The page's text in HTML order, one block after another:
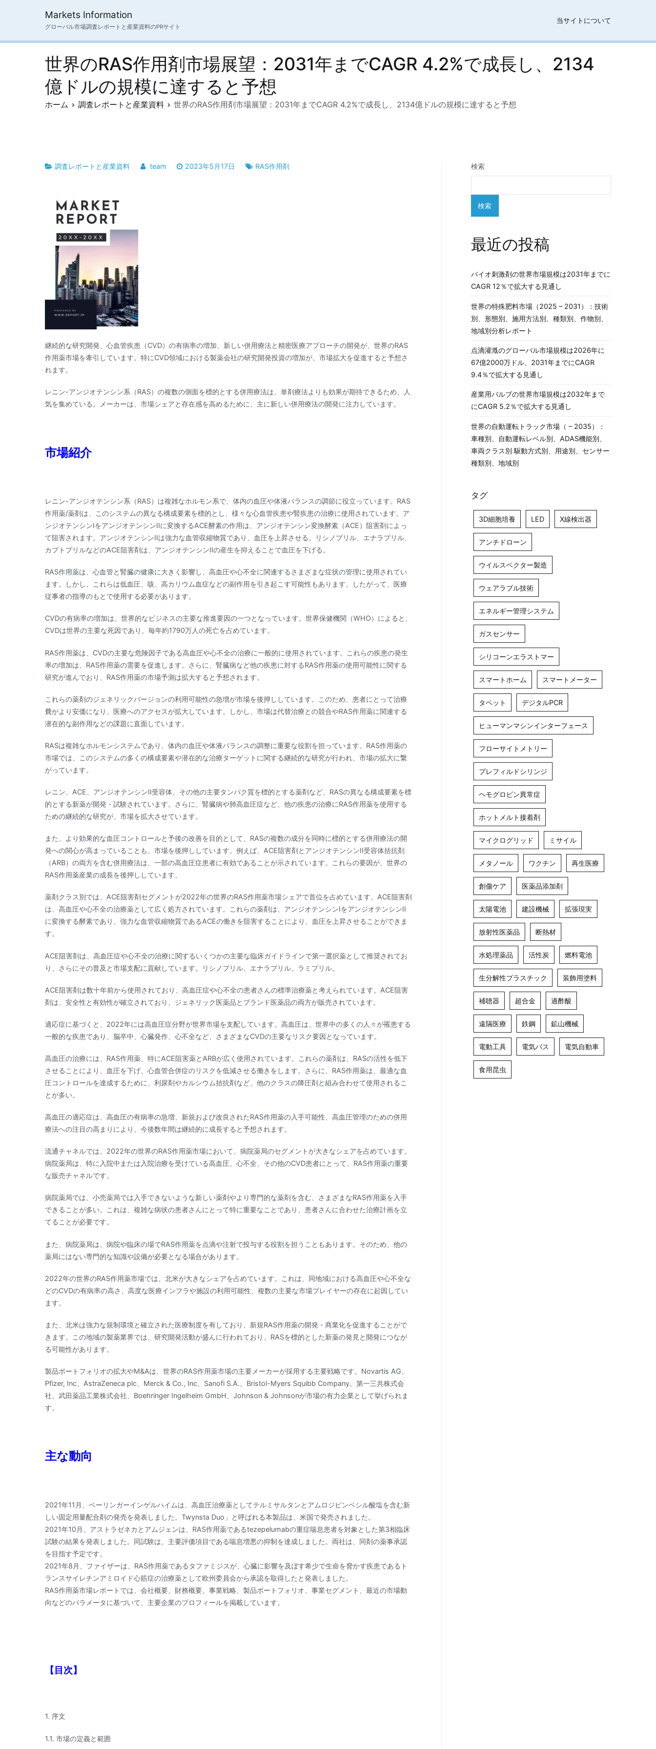
ス
Markets Information
グローバル市場調査レポートと産業資料のPRサイト
当サイトについて
世界のRAS作用剤市場展望：2031年までCAGR 4.2%で成長し、2134
億ドルの規模に達すると予想
ホーム 調査レポートと産業資料 世界のRAS作用剤市場展望：2031年までCAGR 4.2%で成長し、2134億ドルの規模に達すると予想
調査レポートと産業資料 team 2023年5月17日 RAS作用剤
継続的な研究開発、心血管疾患（CVD）の有病率の増加、新しい併用療法と精密医療アプローチの開発が、世界のRAS
作用薬市場を牽引しています。特にCVD領域における製薬会社の研究開発投資の増加が、市場拡大を促進すると予想さ
れます。
レニン-アンジオテンシン系（RAS）の複数の側面を標的とする併用療法は、単剤療法よりも効果が期待できるため、人
気を集めている。メーカーは、市場シェアと存在感を高めるために、主に新しい併用療法の開発に注力しています。
市場紹介
レニン-アンジオテンシン系（RAS）は複雑なホルモン系で、体内の血圧や体液バランスの調節に役立っています。RAS
作用薬/薬剤は、このシステムの異なる構成要素を標的とし、様々な心血管疾患や腎疾患の治療に使用されています。ア
ンジオテンシンIをアンジオテンシンIIに変換するACE酵素の作用は、アンジオテンシン変換酵素（ACE）阻害剤によっ
て阻害されます。アンジオテンシンIIは強力な血管収縮物質であり、血圧を上昇させる。リシノプリル、エナラプリル、
カプトプリルなどのACE阻害剤は、アンジオテンシンIIの産生を抑えることで血圧を下げる。
RAS作用薬は、心血管と腎臓の健康に大きく影響し、高血圧や心不全に関連するさまざまな症状の管理に使用されてい
ます。しかし、これらは低血圧、咳、高カリウム血症などの副作用を引き起こす可能性もあります。したがって、医療
従事者の指導のもとで使用する必要があります。
CVDの有病率の増加は、世界的なビジネスの主要な推進要因の一つとなっています。世界保健機関（WHO）によると、
CVDは世界の主要な死因であり、毎年約1790万人の死亡を占めています。
RAS作用薬は、CVDの主要な危険因子である高血圧や心不全の治療に一般的に使用されています。これらの疾患の発生
率の増加は、RAS作用薬の需要を促進します。さらに、腎臓病など他の疾患に対するRAS作用薬の使用可能性に関する
研究が進んでおり、RAS作用薬の市場予測は拡大すると予想されます。
これらの薬剤のジェネリックバージョンの利用可能性の急増が市場を後押ししています。このため、患者にとって治療
費がより安価になり、医療へのアクセスが拡大しています。しかし、市場は代替治療との競合やRAS作用薬に関連する
潜在的な副作用などの課題に直面しています。
RASは複雑なホルモンシステムであり、体内の血圧や体液バランスの調整に重要な役割を担っています。RAS作用薬の
市場では、このシステムの多くの構成要素や潜在的な治療ターゲットに関する継続的な研究が行われ、市場の拡大に繋
がっています。
レニン、ACE、アンジオテンシンII受容体、その他の主要タンパク質を標的とする薬剤など、RASの異なる構成要素を標
的とする新薬が開発・試験されています。さらに、腎臓病や肺高血圧症など、他の疾患の治療にRAS作用薬を使用する
ための継続的な研究が、市場を拡大させています。
また、より効果的な血圧コントロールと予後の改善を目的として、RASの複数の成分を同時に標的とする併用療法の開
発への関心が高まっていることも、市場を後押ししています。例えば、ACE阻害剤とアンジオテンシンII受容体拮抗剤
（ARB）の両方を含む併用療法は、一部の高血圧症患者に有効であることが示されています。これらの要因が、世界の
RAS作用薬産業の成長を後押ししています。
薬剤クラス別では、ACE阻害剤セグメントが2022年の世界のRAS作用薬市場シェアで首位を占めています。ACE阻害剤
は、高血圧や心不全の治療薬として広く処方されています。これらの薬剤は、アンジオテンシンIをアンジオテンシンII
に変換する酵素であり、強力な血管収縮物質であるACEの働きを阻害することにより、血圧を上昇させることができま
す。
ACE阻害剤は、高血圧症や心不全の治療に関するいくつかの主要な臨床ガイドラインで第一選択薬として推奨されてお
り、さらにその普及と市場支配に貢献しています。リシノプリル、エナラプリル、ラミプリル。
ACE阻害剤は数十年前から使用されており、高血圧症や心不全の患者さんの標準治療薬と考えられています。ACE阻害
剤は、安全性と有効性が確立されており、ジェネリック医薬品とブランド医薬品の両方が販売されています。
適応症に基づくと、2022年には高血圧症分野が世界市場を支配しています。高血圧は、世界中の多くの人々が罹患する
一般的な疾患であり、脳卒中、心臓発作、心不全など、さまざまなCVDの主要なリスク要因となっています。
高血圧の治療には、RAS作用薬、特にACE阻害薬とARBが広く使用されています。これらの薬剤は、RASの活性を低下
させることにより、血圧を下げ、心血管合併症のリスクを低減させる働きをします。さらに、RAS作用薬は、最適な血
圧コントロールを達成するために、利尿剤やカルシウム拮抗剤など、他のクラスの降圧剤と組み合わせて使用されるこ
とが多い。
高血圧の適応症は、高血圧の有病率の急増、新規および改良されたRAS作用薬の入手可能性、高血圧管理のための併用
療法への注目の高まりにより、今後数年間は継続的に成長すると予想されます。
流通チャネルでは、2022年の世界のRAS作用薬市場において、病院薬局のセグメントが大きなシェアを占めています。
病院薬局は、特に入院中または入院治療を受けている高血圧、心不全、その他のCVD患者にとって、RAS作用薬の重要
な販売チャネルです。
病院薬局では、小売薬局では入手できないような新しい薬剤やより専門的な薬剤を含む、さまざまなRAS作用薬を入手
できることが多い。これは、複雑な病状の患者さんにとって特に重要なことであり、患者さんに合わせた治療計画を立
てることが必要です。
また、病院薬局は、病院や臨床の場でRAS作用薬を点滴や注射で投与する役割を担うこともあります。そのため、他の
薬局にはない専門的な知識や設備が必要となる場合があります。
2022年の世界のRAS作用薬市場では、北米が大きなシェアを占めています。これは、同地域における高血圧や心不全な
どのCVDの有病率の高さ、高度な医療インフラや施設の利用可能性、複数の主要な市場プレイヤーの存在に起因してい
ます。
また、北米は強力な規制環境と確立された医療制度を有しており、新規RAS作用薬の開発・商業化を促進することがで
きます。この地域の製薬業界では、研究開発活動が盛んに行われており、RASを標的とした新薬の発見と開発につなが
る可能性があります。
製品ポートフォリオの拡大やM&Aは、世界のRAS作用薬市場の主要メーカーが採用する主要戦略です。Novartis AG、
Pfizer, Inc、AstraZeneca plc、Merck & Co., Inc、Sanofi S.A.、Bristol-Myers Squibb Company、第一三共株式会
社、武田薬品工業株式会社、Boehringer Ingelheim GmbH、Johnson & Johnsonが市場の有力企業として挙げられま
す。
主な動向
2021年11月、ベーリンガーインゲルハイムは、高血圧治療薬としてテルミサルタンとアムロジピンベシル酸塩を含む新
しい固定用量配合剤の発売を発表しました。Twynsta Duo」と呼ばれる本製品は、米国で発売されました。
2021年10月、アストラゼネカとアムジェンは、RAS作用薬であるtezepelumabの重症喘息患者を対象とした第3相臨床
試験の結果を発表しました。同試験は、主要評価項目である喘息増悪の抑制を達成しました。両社は、同剤の薬事承認
を目指す予定です。
2021年8月、ファイザーは、RAS作用薬であるタファミジスが、心臓に影響を及ぼす希少で生命を脅かす疾患であるト
ランスサイレチンアミロイド心筋症の治療薬として欧州委員会から承認を取得したと発表しました。
RAS作用薬市場レポートでは、会社概要、財務概要、事業戦略、製品ポートフォリオ、事業セグメント、最近の市場動
向などのパラメータに基づいて、主要企業のプロフィールを掲載しています。
【目次】
1. 序文
1.1. 市場の定義と範囲
検索
検索
最近の投稿
バイオ刺激剤の世界市場規模は2031年までに
CAGR 12％で拡大する見通し
世界の特殊肥料市場（2025 – 2031）：技術
別、形態別、施用方法別、種類別、作物別、
地域別分析レポート
点滴灌漑のグローバル市場規模は2026年に
67億2000万ドル、2031年までにCAGR
9.4％で拡大する見通し
産業用バルブの世界市場規模は2032年まで
にCAGR 5.2％で拡大する見通し
世界の自動運転トラック市場（ – 2035）：
車種別、自動運転レベル別、ADAS機能別、
車両クラス別 駆動方式別、用途別、センサー
種類別、地域別
タグ
3D細胞培養 LED X線検出器
アンチドローン
ウイルスベクター製造
ウェアラブル技術
エネルギー管理システム
ガスセンサー
シリコーンエラストマー
スマートホーム スマートメーター
タペット デジタルPCR
ヒューマンマシンインターフェース
フローサイトメトリー
プレフィルドシリンジ
ヘモグロビン異常症
ホットメルト接着剤
マイクログリッド ミサイル
メタノール ワクチン 再生医療
創傷ケア 医薬品添加剤
太陽電池 建設機械 拡張現実
放射性医薬品 断熱材
水処理薬品 活性炭 燃料電池
生分解性プラスチック 装飾用塗料
補聴器 超合金 過酢酸
遠隔医療 鉄鋼 鉱山機械
電動工具 電気バス 電気自動車
食用昆虫